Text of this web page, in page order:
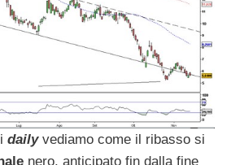
dailyvediamo come il ribasso si
nero, anticipato fin dalla fine